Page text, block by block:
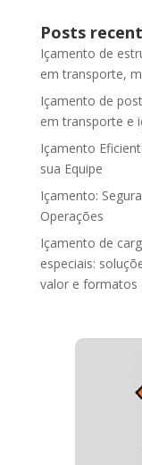
Posts
Içamento de
em transporte,
Içamento de
em transporte e
Içamento
sua Equipe
Içamento:
Operações
Içamento de
especiais:
valor e formatos